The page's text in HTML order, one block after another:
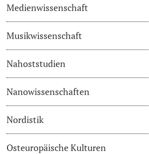
Sprachenzentrum
Lernbörse
Lernräume
Medienwissenschaft
Musikwissenschaft
Nahoststudien
Nanowissenschaften
Nordistik
Osteuropäische Kulturen